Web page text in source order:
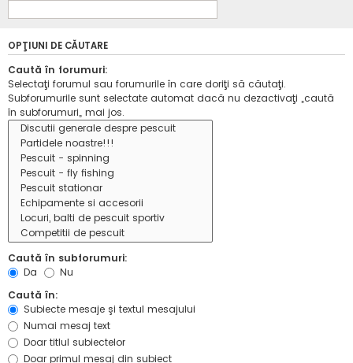
OPŢIUNI DE CĂUTARE
Caută în forumuri:
Selectaţi forumul sau forumurile în care doriţi să căutaţi.
Subforumurile sunt selectate automat dacă nu dezactivaţi „caută
în subforumuri„ mai jos.
Caută în subforumuri:
Da
Nu
Caută în:
Subiecte mesaje şi textul mesajului
Numai mesaj text
Doar titlul subiectelor
Doar primul mesaj din subiect